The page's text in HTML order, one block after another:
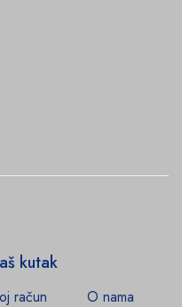
kutak
račun O nama